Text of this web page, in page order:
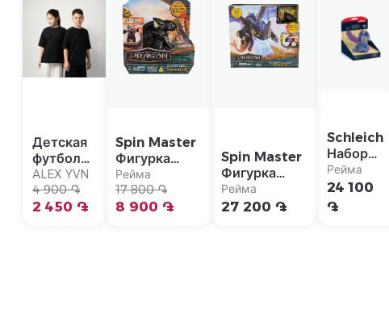
Детская
футболка
с
коротким
рукавом
ALEX YVN
4 900 ֏
2 450 ֏
Spin Master
Фигурка
Dreamworks
Dragons
"Беззубик"
Рейма
17 800 ֏
8 900 ֏
Spin Master
Фигурка
Dreamworks
Dragons
Рейма
27 200 ֏
Schleich
Набор
фигурок
"Окками"
Рейма
24 100
֏